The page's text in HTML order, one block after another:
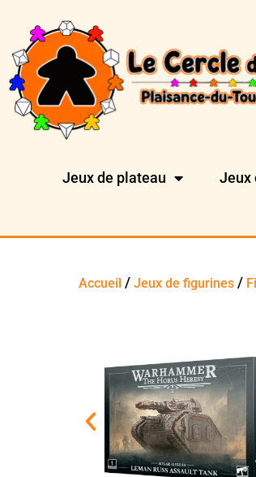
Jeux de plateau Jeux
Accueil /Jeux de figurines /